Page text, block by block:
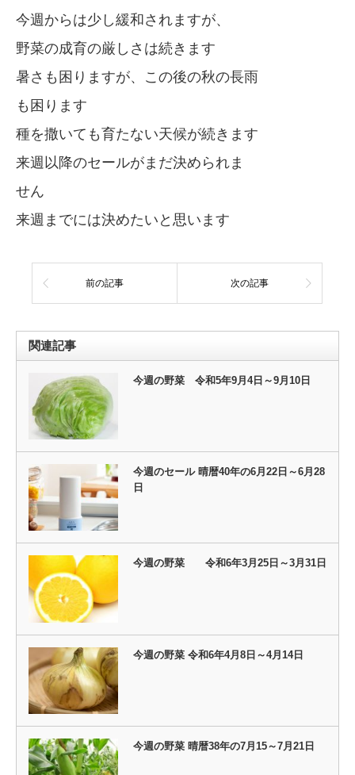
今週からは少し緩和されますが、
野菜の成育の厳しさは続きます
暑さも困りますが、この後の秋の長雨
も困ります
種を撒いても育たない天候が続きます
来週以降のセールがまだ決められま
せん
来週までには決めたいと思います
前の記事 次の記事
関連記事
今週の野菜 令和5年9月4日～9月10日
今週のセール 晴暦40年の6月22日～6月28
日
今週の野菜 令和6年3月25日～3月31日
今週の野菜 令和6年4月8日～4月14日
今週の野菜 晴暦38年の7月15～7月21日